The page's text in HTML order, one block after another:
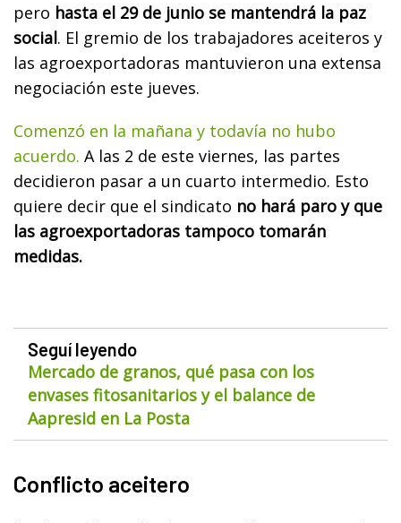
pero hasta el 29 de junio se mantendrá la paz
social. El gremio de los trabajadores aceiteros y
las agroexportadoras mantuvieron una extensa
negociación este jueves.
Comenzó en la mañana y todavía no hubo
acuerdo. A las 2 de este viernes, las partes
decidieron pasar a un cuarto intermedio. Esto
quiere decir que el sindicato no hará paro y que
las agroexportadoras tampoco tomarán
medidas.
Seguí leyendo
Mercado de granos, qué pasa con los
envases fitosanitarios y el balance de
Aapresid en La Posta
Conflicto aceitero